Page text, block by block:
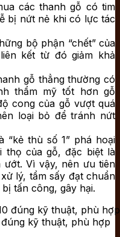
các thanh gỗ có tim
bị nứt nẻ khi có lực tác
bộ phận “chết” của
kết từ đó giảm khả
gỗ thẳng thường có
thẩm mỹ tốt hơn gỗ
cong của gỗ vượt quá
loại bỏ để tránh nứt
“kẻ thù số 1” phá hoại
thọ của gỗ, đặc biệt là
Vì vậy, nên ưu tiên
lý, tẩm sấy đạt chuẩn
tấn công, gây hại.
kỹ thuật, phù hợp